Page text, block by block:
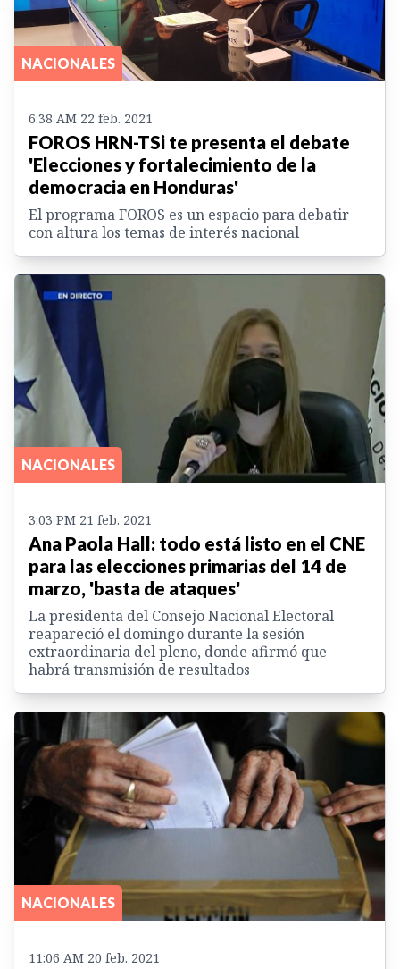
NACIONALES
6:38 AM 22 feb. 2021
FOROS HRN-TSi te presenta el debate
'Elecciones y fortalecimiento de la
democracia en Honduras'
El programa FOROS es un espacio para debatir
con altura los temas de interés nacional
NACIONALES
3:03 PM 21 feb. 2021
Ana Paola Hall: todo está listo en el CNE
para las elecciones primarias del 14 de
marzo, 'basta de ataques'
La presidenta del Consejo Nacional Electoral
reapareció el domingo durante la sesión
extraordinaria del pleno, donde afirmó que
habrá transmisión de resultados
NACIONALES
11:06 AM 20 feb. 2021